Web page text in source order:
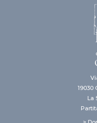
19030
La